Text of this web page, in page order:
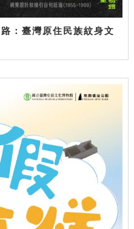
：臺灣原住民族紋身文